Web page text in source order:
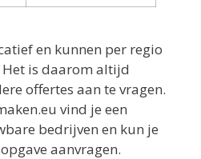
en kunnen per regio
is daarom altijd
offertes aan te vragen.
vind je een
bedrijven en kun je
aanvragen.